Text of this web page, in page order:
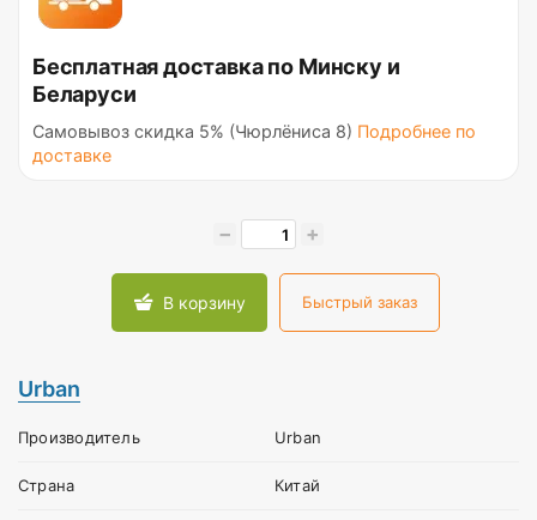
Бесплатная доставка по Минску и
Беларуси
Самовывоз скидка 5% (Чюрлёниса 8) Подробнее по
доставке
− +
В корзину Быстрый заказ
Urban
Производитель Urban
Страна Китай